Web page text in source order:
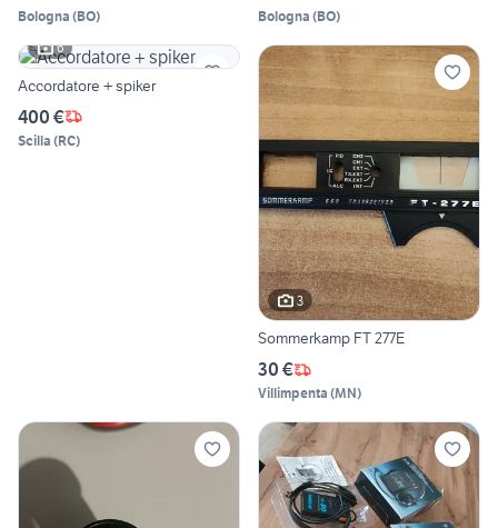
Bologna (BO) Bologna (BO)
6
Accordatore + spiker
400 €
Scilla (RC)
3
Sommerkamp FT 277E
30 €
Villimpenta (MN)